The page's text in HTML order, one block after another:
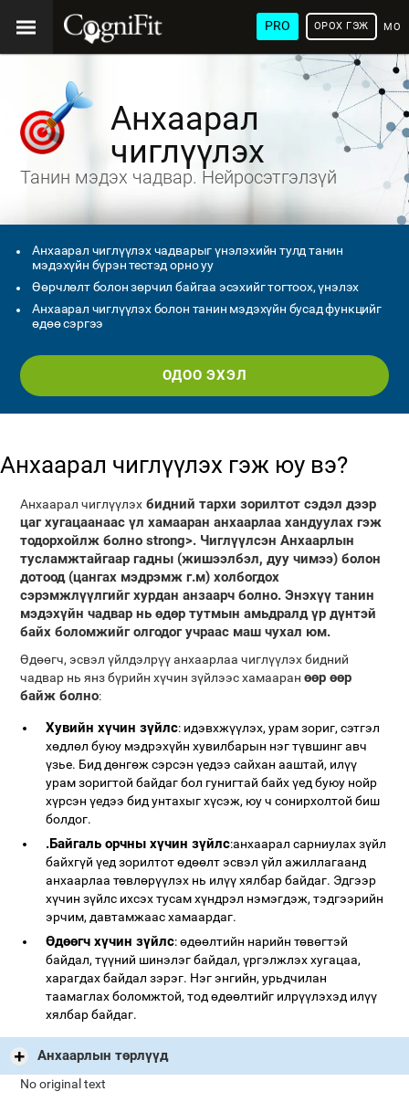
PRO
ХЭЛ
ОРОХ ГЭЖ
Анхаарал
чиглүүлэх
Танин мэдэх чадвар. Нейросэтгэлзүй
Анхаарал чиглүүлэх чадварыг үнэлэхийн тулд танин
мэдэхүйн бүрэн тестэд орно уу
Өөрчлөлт болон зөрчил байгаа эсэхийг тогтоох, үнэлэх
Анхаарал чиглүүлэх болон танин мэдэхүйн бусад функцийг
өдөө сэргээ
ОДОО ЭХЭЛ
Анхаарал чиглүүлэх гэж юу вэ?
Анхаарал чиглүүлэх бидний тархи зорилтот сэдэл дээр
цаг хугацаанаас үл хамааран анхаарлаа хандуулах гэж
тодорхойлж болно strong>. Чиглүүлсэн Анхаарлын
тусламжтайгаар гадны (жишээлбэл, дуу чимээ) болон
дотоод (цангах мэдрэмж г.м) холбогдох
сэрэмжлүүлгийг хурдан анзаарч болно. Энэхүү танин
мэдэхүйн чадвар нь өдөр тутмын амьдралд үр дүнтэй
байх боломжийг олгодог учраас маш чухал юм.
Өдөөгч, эсвэл үйлдэлрүү анхаарлаа чиглүүлэх бидний
чадвар нь янз бүрийн хүчин зүйлээс хамааранөөр өөр
байж болно:
Хувийн хүчин зүйлс: идэвхжүүлэх, урам зориг, сэтгэл
хөдлөл буюу мэдрэхүйн хувилбарын нэг түвшинг авч
үзье. Бид дөнгөж сэрсэн үедээ сайхан ааштай, илүү
урам зоригтой байдаг бол гунигтай байх үед буюу нойр
хүрсэн үедээ бид унтахыг хүсэж, юу ч сонирхолтой биш
болдог.
.Байгаль орчны хүчин зүйлс:анхаарал сарниулах зүйл
байхгүй үед зорилтот өдөөлт эсвэл үйл ажиллагаанд
анхаарлаа төвлөрүүлэх нь илүү хялбар байдаг. Эдгээр
хүчин зүйлс ихсэх тусам хүндрэл нэмэгдэж, тэдгээрийн
эрчим, давтамжаас хамаардаг.
Өдөөгч хүчин зүйлс: өдөөлтийн нарийн төвөгтэй
байдал, түүний шинэлэг байдал, үргэлжлэх хугацаа,
харагдах байдал зэрэг. Нэг энгийн, урьдчилан
таамаглах боломжтой, тод өдөөлтийг илрүүлэхэд илүү
хялбар байдаг.
Анхаарлын төрлүүд
No original text